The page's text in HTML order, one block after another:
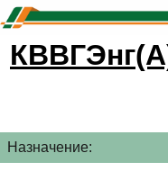
Назначение: